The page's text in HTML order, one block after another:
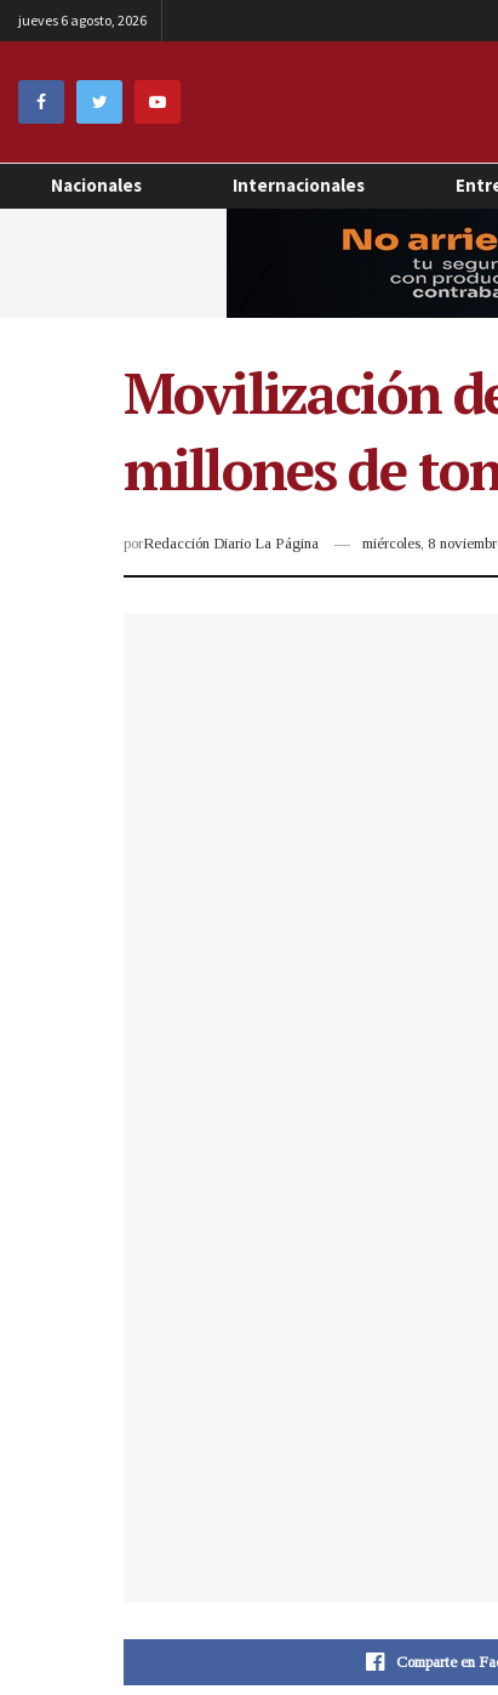
jueves 6 agosto, 2026
Nacionales Internacionales
Movilización
millones de
porRedacción Diario La Página miércoles, 8
Comparte en